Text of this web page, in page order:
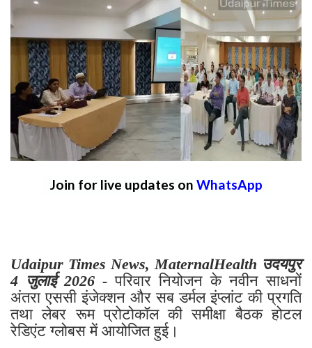
Join for live updates on WhatsApp
Udaipur Times News, MaternalHealth उदयपुर
4 जुलाई 2026 -परिवार नियोजन के नवीन साधनों
अंतरा एससी इंजेक्शन और सब डर्मल इंप्लांट की प्रगति
तथा लेबर रूम प्रोटोकॉल की समीक्षा बैठक होटल
रेडिएंट ग्लोबस में आयोजित हुई।